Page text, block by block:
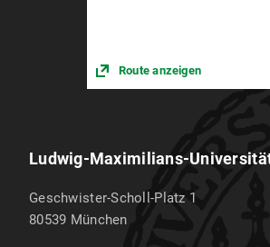
Route anzeigen
Ludwig-Maximilians-
Geschwister-Scholl-Platz 1
80539 München